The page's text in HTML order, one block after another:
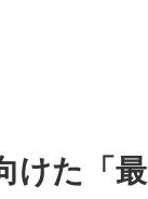
けた「最